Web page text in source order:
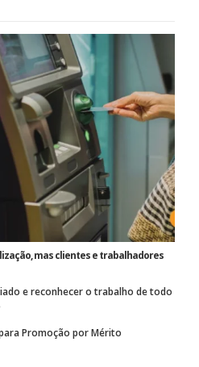
mas clientes e trabalhadores
e reconhecer o trabalho de todo
Promoção por Mérito